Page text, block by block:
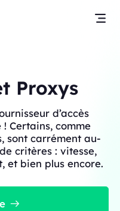
Proxys
d’accès
Certains, comme
sont carrément au-
critères : vitesse,
et bien plus encore.